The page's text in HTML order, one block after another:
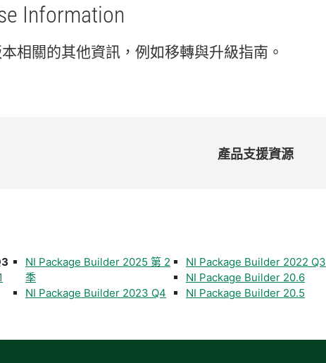
Information
相關的其他資訊， 例如移轉與升級指南。
產品支援資源
NI Package Builder 2025 第 2
季
NI Package Builder 2023 Q4
NI Package Builder 2022 Q3
NI Package Builder 20.6
NI Package Builder 20.5